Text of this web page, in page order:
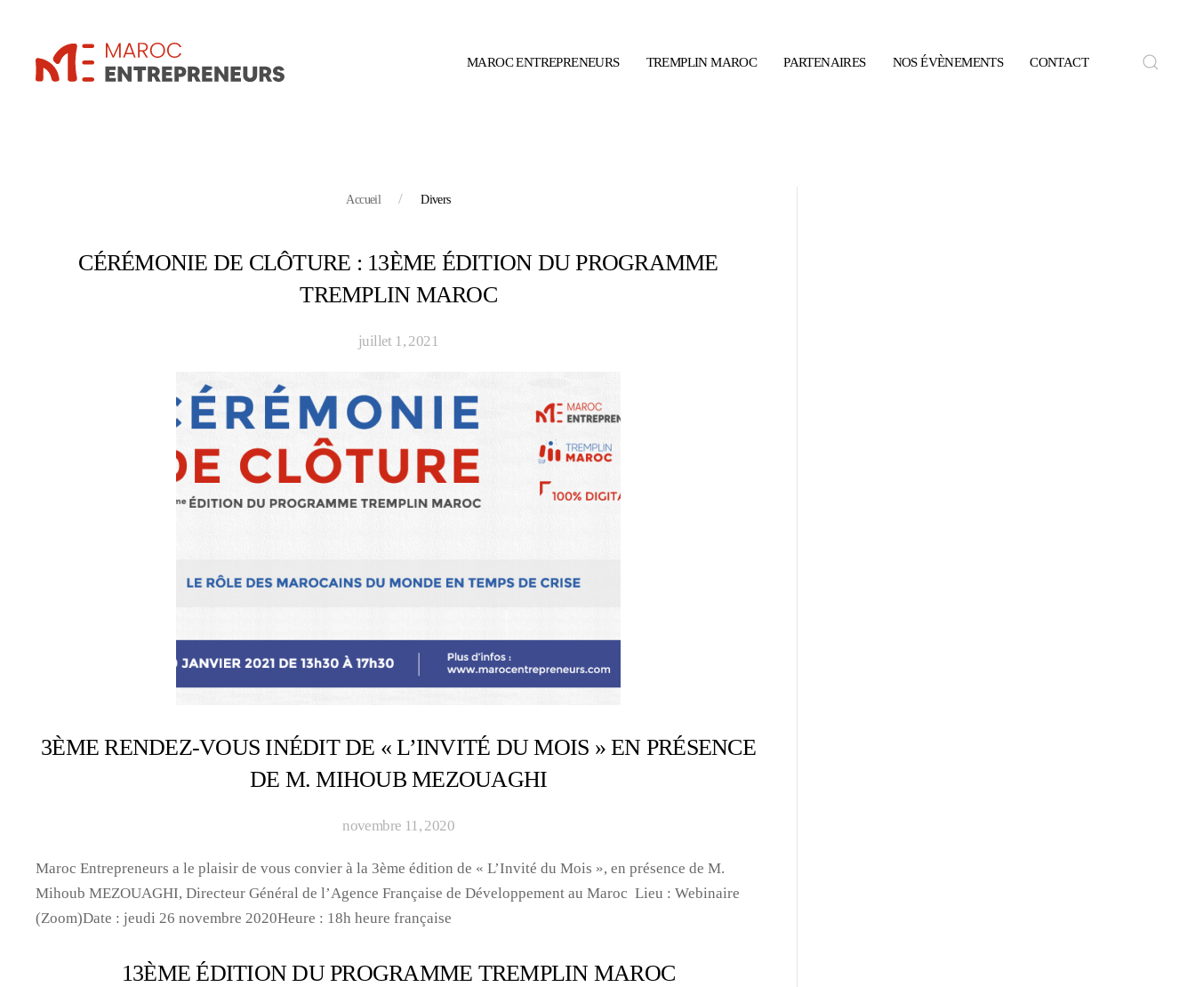
MAROC ENTREPRENEURS TREMPLIN MAROC PARTENAIRES NOS ÉVÈNEMENTS CONTACT
Accueil Divers
CÉRÉMONIE DE CLÔTURE : 13ÈME ÉDITION DU PROGRAMME
TREMPLIN MAROC
juillet 1, 2021
3ÈME RENDEZ-VOUS INÉDIT DE « L’INVITÉ DU MOIS » EN PRÉSENCE
DE M. MIHOUB MEZOUAGHI
novembre 11, 2020
Maroc Entrepreneurs a le plaisir de vous convier à la 3ème édition de « L’Invité du Mois », en présence de M.
Mihoub MEZOUAGHI, Directeur Général de l’Agence Française de Développement au Maroc Lieu : Webinaire
(Zoom)Date : jeudi 26 novembre 2020Heure : 18h heure française
13ÈME ÉDITION DU PROGRAMME TREMPLIN MAROC